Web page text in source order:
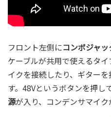
フロント左側にコンボジャッ
ケーブルが共用で使えるタ
イクを接続したり、ギター
す。48Vというボタンを押し
源が入り、コンデンサマイク